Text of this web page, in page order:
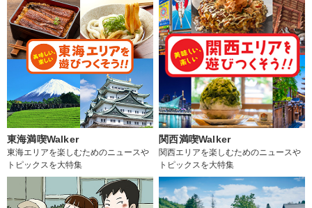
東海満喫Walker
東海エリアを楽しむためのニュースや
トピックスを大特集
関西満喫Walker
関西エリアを楽しむためのニュースや
トピックスを大特集